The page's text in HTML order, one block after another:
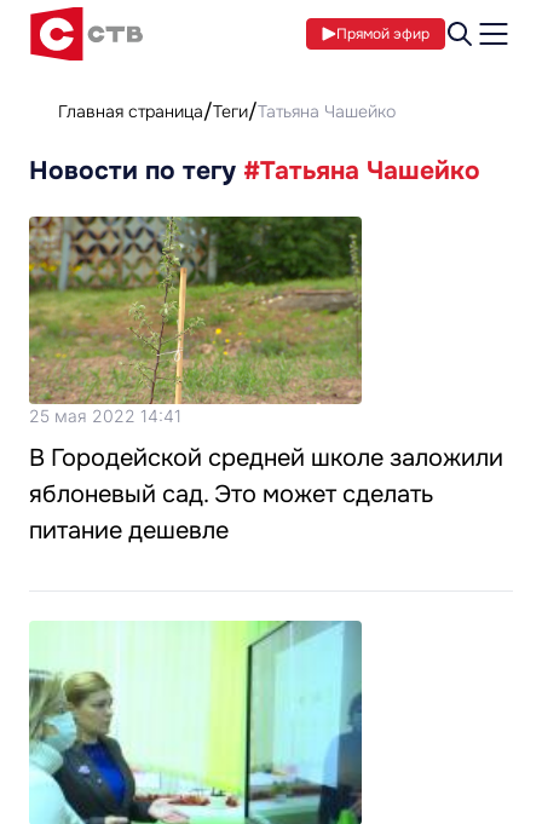
Прямой эфир
Главная страница Теги Татьяна Чашейко
Новости по тегу #Татьяна Чашейко
25 мая 2022 14:41
В Городейской средней школе заложили
яблоневый сад. Это может сделать
питание дешевле